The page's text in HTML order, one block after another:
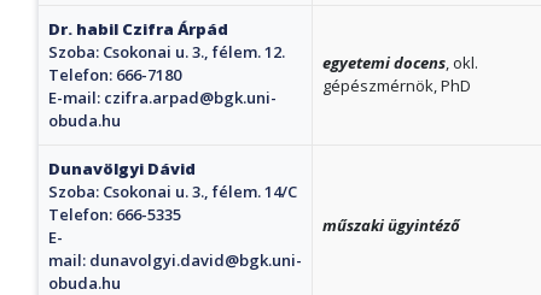
Dr. habil Czifra Árpád
Szoba: Csokonai u. 3., félem. 12.
Telefon: 666-7180
E-mail: czifra.arpad@bgk.uni-
obuda.hu
egyetemi docens , okl.
gépészmérnök, PhD
Dunavölgyi Dávid
Szoba: Csokonai u. 3., félem. 14/C
Telefon: 666-5335
E-
mail: dunavolgyi.david@bgk.uni-
obuda.hu
műszaki ügyintéző